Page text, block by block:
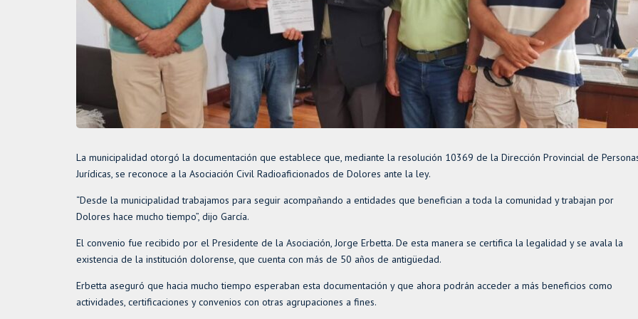
La municipalidad otorgó la documentación que establece que, mediante la resolución 10369 de la Dirección Provincial de
Jurídicas, se reconoce a la Asociación Civil Radioaficionados de Dolores ante la ley.
“Desde la municipalidad trabajamos para seguir acompañando a entidades que benefician a toda la comunidad y trabajan por
Dolores hace mucho tiempo”, dijo García.
El convenio fue recibido por el Presidente de la Asociación, Jorge Erbetta. De esta manera se certifica la legalidad y se avala la
existencia de la institución dolorense, que cuenta con más de 50 años de antigüedad.
Erbetta aseguró que hacia mucho tiempo esperaban esta documentación y que ahora podrán acceder a más beneficios como
actividades, certificaciones y convenios con otras agrupaciones a fines.